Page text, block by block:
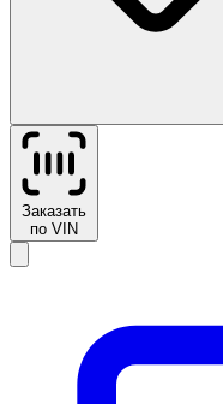
Заказать
по VIN